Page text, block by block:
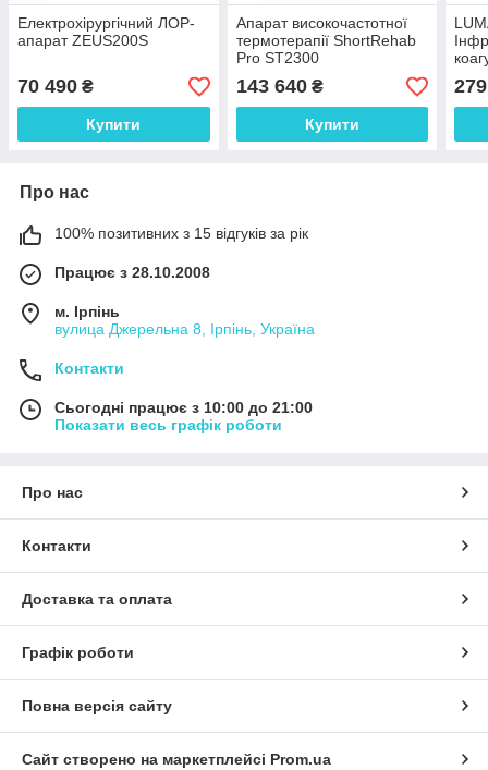
Електрохірургічний ЛОР-
апарат ZEUS200S
70 490 ₴
Купити
Апарат високочастотної
термотерапії ShortRehab
Pro ST2300
143 640₴
Купити
Про нас
100% позитивних з 15 відгуків за рік
Працює з 28.10.2008
м. Ірпінь
вулица Джерельна 8, Ірпінь, Україна
Контакти
Сьогодні працює з 10:00 до 21:00
Показати весь графік роботи
Про нас
Контакти
Доставка та оплата
Графік роботи
Повна версія сайту
Сайт створено на маркетплейсі Prom.ua